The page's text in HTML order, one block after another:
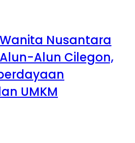
Nusantara
Alun Cilegon,
UMKM